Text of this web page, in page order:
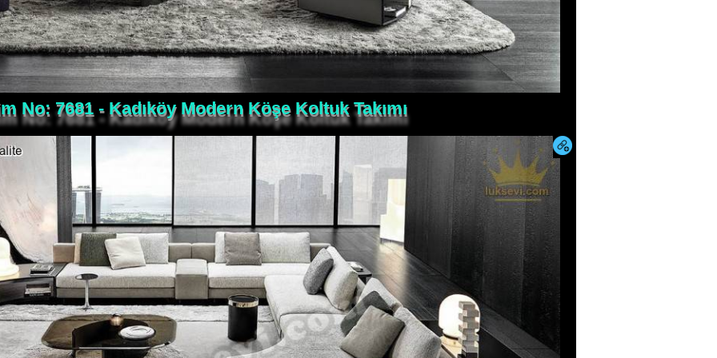
No: 7681 - Kadıköy Modern Köşe Koltuk Takımı